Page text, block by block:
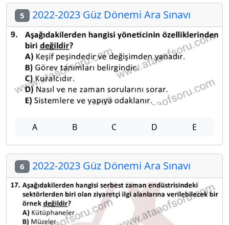
5 2022-2023 Güz Dönemi Ara Sınavı
A B C D E
6 2022-2023 Güz Dönemi Ara Sınavı